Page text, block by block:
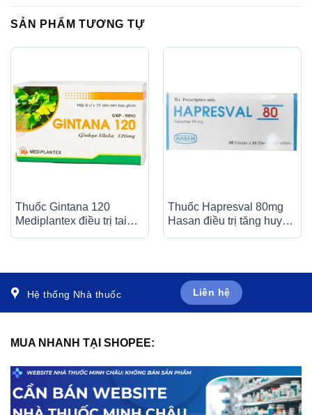
SẢN PHẨM TƯƠNG TỰ
Thuốc Gintana 120
Mediplantex điều trị tai
Thuốc Hapresval 80mg
Hasan điều trị tăng huyết
Hệ thống Nhà thuốc Liên hệ
MUA NHANH TẠI SHOPEE: